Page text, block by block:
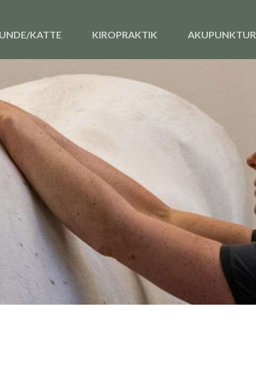
KATTE KIROPRAKTIK AKUPUNKTUR